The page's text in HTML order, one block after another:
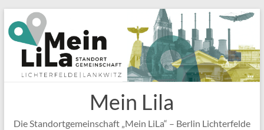
Inhalt
springen
Mein Lila
Die Standortgemeinschaft „Mein LiLa“ – Berlin Lichterfelde